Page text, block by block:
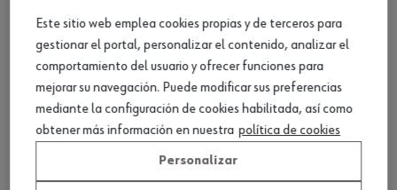
Adaptador mont. TIOMOS MIRRO puerta
cristal/espejo
Este sitio web emplea cookies propias y de terceros para
gestionar el portal, personalizar el contenido, analizar el
comportamiento del usuario y ofrecer funciones para
mejorar su navegación. Puede modificar sus preferencias
mediante la configuración de cookies habilitada, así como
obtener más información en nuestra política de cookies
Personalizar